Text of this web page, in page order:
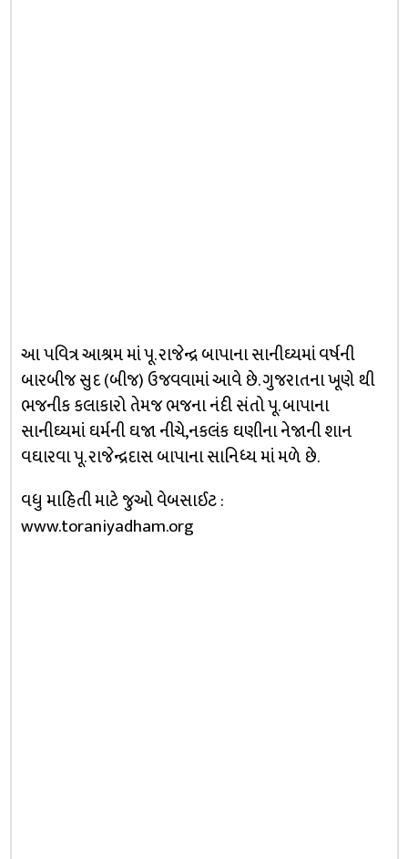
આ પવિત્ર આશ્રમ માં પૂ. રાજેન્‍દ્ર બાપાના સાનીઘ્‍યમાં વર્ષની
બારબીજ સુદ (બીજ) ઉજવવામાં આવે છે. ગુજરાતના ખૂણે થી
ભજનીક કલાકારો તેમજ ભજના નંદી સંતો પૂ. બાપાના
સાનીઘ્‍યમાં ઘર્મની ઘજા નીચે,નકલંક ઘણીના નેજાની શાન
વઘારવા પૂ. રાજેન્‍દ્રદાસ બાપાના સાનિધ્ય માં મળે છે.
વધુ માહિતી માટે જુઓ વેબસાઈટ :
www.toraniyadham.org